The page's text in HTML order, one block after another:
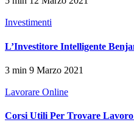
Investimenti
L’Investitore Intelligente
3 min 9 Marzo 2021
Lavorare Online
Corsi Utili Per Trovare